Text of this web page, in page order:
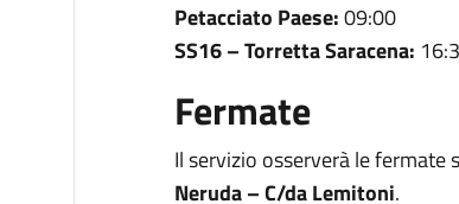
Petacciato Paese:09:00
SS16 – Torretta Saracena:
Fermate
Il servizio osserverà le fermate
Neruda – C/da Lemitoni.